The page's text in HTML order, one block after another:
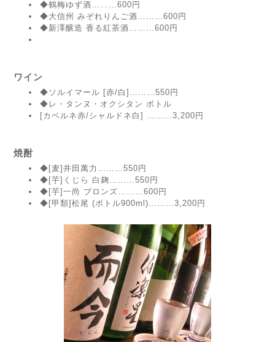
◆鶴梅ゆず酒………600円
◆大信州 みぞれりんご酒………600円
◆新澤醸造 香る紅茶酒………600円
ワイン
◆ソルイマール [赤/白]………550円
◆レ・タンヌ・オクシタン ボトル
[カベルネ赤/シャルドネ白] ………3,200円
焼酎
◆[麦]井田萬力………550円
◆[芋]くじら 白麹………550円
◆[芋]一尚 ブロンズ………600円
◆[甲類]松尾 (ボトル900ml)………3,200円